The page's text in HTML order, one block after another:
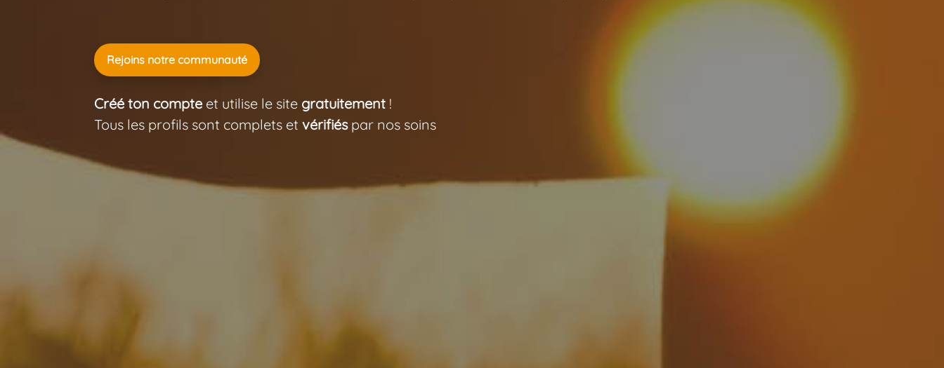
Rejoins notre communauté
Créé ton compte et utilise le site gratuitement !
Tous les profils sont complets etvérifiéspar nos soins